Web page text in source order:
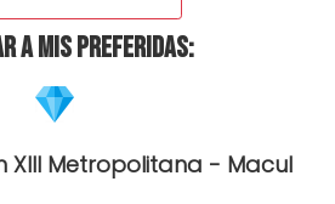
a mis preferidas:
XIII Metropolitana - Macul